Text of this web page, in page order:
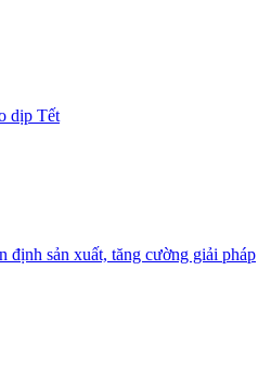
dịp Tết
định sản xuất, tăng cường giải pháp